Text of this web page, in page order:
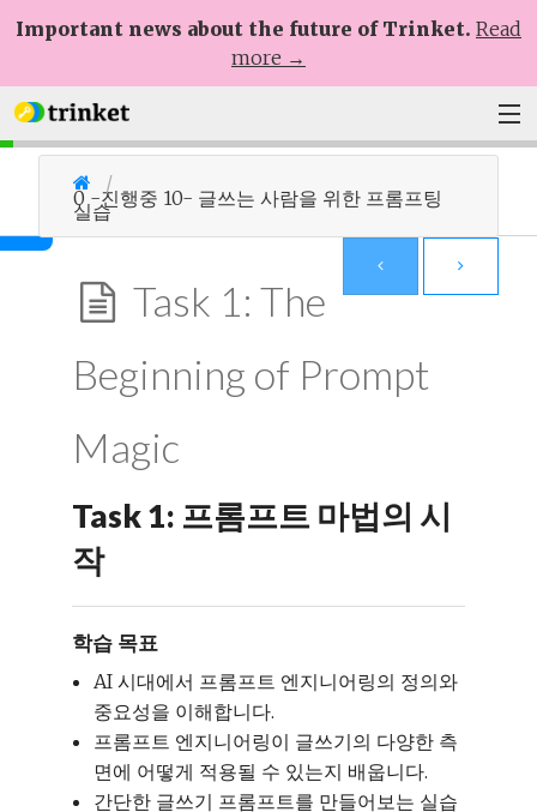
Important news about the future of Trinket. Read
more →
Learn
0 -진행중 10- 글쓰는 사람을 위한 프롬프팅
실습
Task 1: The
Beginning of Prompt
Magic
Task 1: 프롬프트 마법의 시
작
학습 목표
AI 시대에서 프롬프트 엔지니어링의 정의와
중요성을 이해합니다.
프롬프트 엔지니어링이 글쓰기의 다양한 측
면에 어떻게 적용될 수 있는지 배웁니다.
간단한 글쓰기 프롬프트를 만들어보는 실습